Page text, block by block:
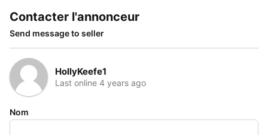
Contacter l'annonceur
Send message to seller
HollyKeefe1
Last online 4 years ago
Nom